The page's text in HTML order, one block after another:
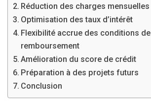
Réduction des charges mensuelles
Optimisation des taux d’intérêt
Flexibilité accrue des conditions de
remboursement
Amélioration du score de crédit
Préparation à des projets futurs
Conclusion